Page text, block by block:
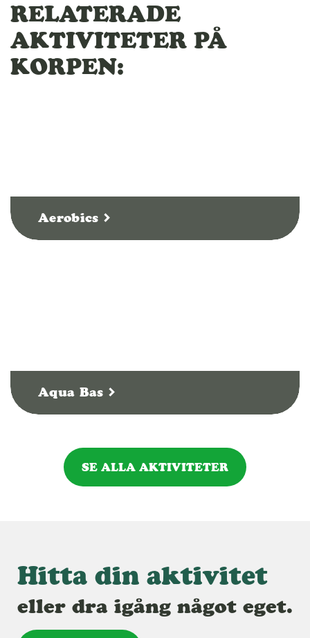
RELATERADE
AKTIVITETER PÅ
KORPEN:
Aerobics
Aqua Bas
SE ALLA AKTIVITETER
Hitta din aktivitet
eller dra igång något eget.